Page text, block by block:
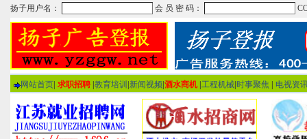
网站首页 求职招聘 教育培训 新闻视频 酒水商机 工程机械 时事聚焦 电视资